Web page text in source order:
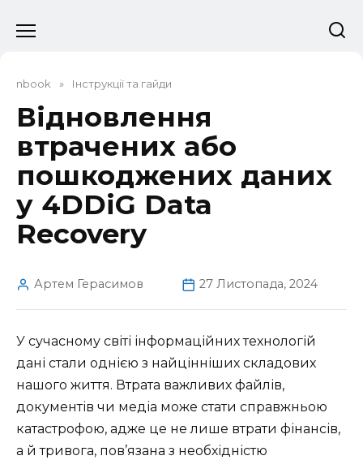
до
nbook » Інструкції та гайди
Відновлення
втрачених або
пошкоджених даних
у 4DDiG Data
Recovery
Артем Герасимов 27 Листопада, 2024
У сучасному світі інформаційних технологій
дані стали однією з найцінніших складових
нашого життя. Втрата важливих файлів,
документів чи медіа може стати справжньою
катастрофою, адже це не лише втрати фінансів,
а й тривога, пов’язана з необхідністю